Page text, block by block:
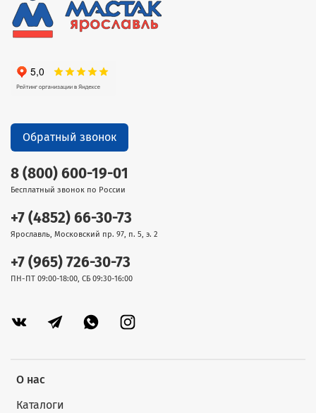
О нас
Каталоги
8 (800) 600-19-01
Бесплатный звонок по России
+7 (4852) 66-30-73
Ярославль, Московский пр. 97, п. 5, э. 2
+7 (965) 726-30-73
ПН-ПТ 09:00-18:00, СБ 09:30-16:00
Обратный звонок